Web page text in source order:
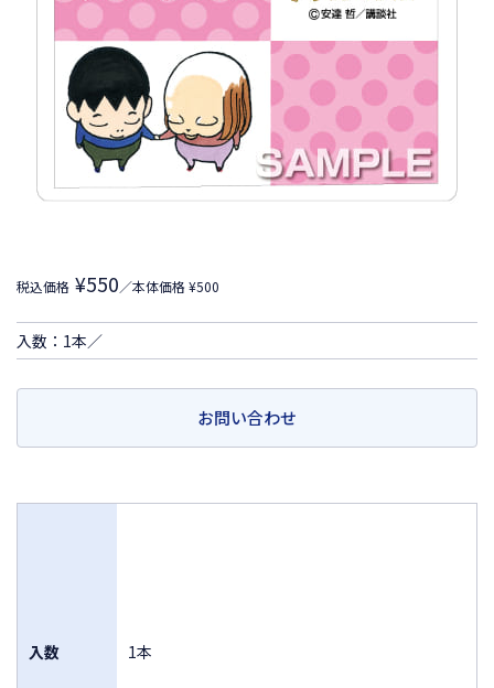
税込価格 ¥550／本体価格 ¥500
入数：1本／
お問い合わせ
入数 1本